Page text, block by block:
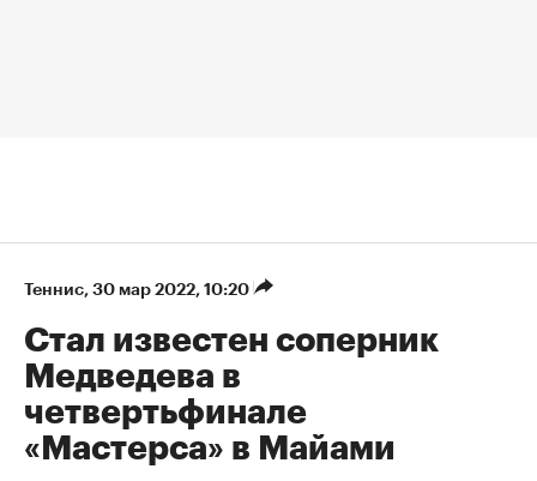
Теннис⁠, 30 мар 2022, 10:20
Стал известен соперник
Медведева в
четвертьфинале
«Мастерса» в Майами